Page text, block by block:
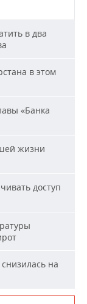
в два
в этом
«Банка
жизни
доступ
на